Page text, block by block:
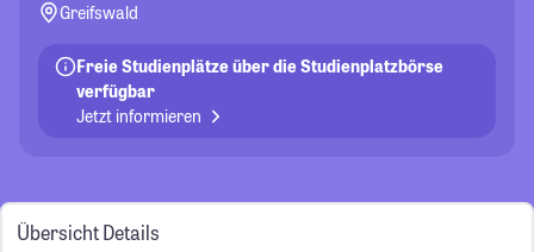
Greifswald
Freie Studienplätze über die Studienplatzbörse
verfügbar
Jetzt informieren
Übersicht Details